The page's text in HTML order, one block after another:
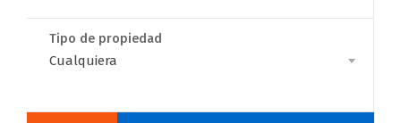
Casas y
Tipo de propiedad
Cualquiera
Tipo